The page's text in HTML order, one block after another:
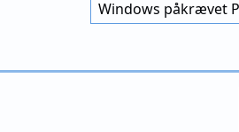
Windows påkrævet